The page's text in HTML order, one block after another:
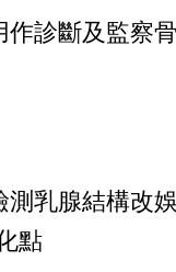
作診斷及監察
測乳腺結構改
點